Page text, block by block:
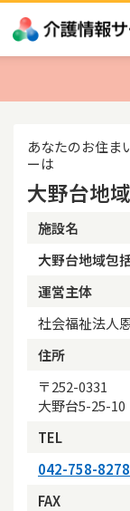
あなたのお住ま
ーは
大野台地
施設名
大野台地域包
運営主体
社会福祉法人
住所
〒252-0331
大野台5-25-10
TEL
042-758-8278
FAX